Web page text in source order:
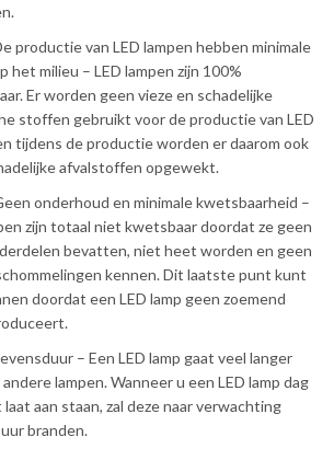
van LED lampen hebben minimale
het milieu – LED lampen zijn 100%
Er worden geen vieze en schadelijke
stoffen gebruikt voor de productie van LED
tijdens de productie worden er daarom ook
afvalstoffen opgewekt.
en minimale kwetsbaarheid –
zijn totaal niet kwetsbaar doordat ze geen
bevatten, niet heet worden en geen
kennen. Dit laatste punt kunt
doordat een LED lamp geen zoemend
– Een LED lamp gaat veel langer
lampen. Wanneer u een LED lamp dag
aan staan, zal deze naar verwachting
branden.